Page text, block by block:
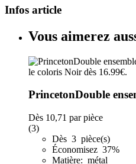
Infos article
Vous aimerez
PrincetonDouble
Dès 10,71 par pièce
(3)
Dès 3 pièce(s)
Économisez 37%
Matière: métal